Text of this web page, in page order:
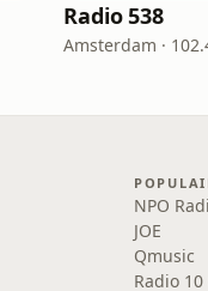
Radio 538
Amsterdam ·
NPO
JOE
Qmusic
Radio